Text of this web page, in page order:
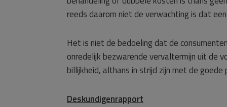
reeds daarom niet de verwachting is dat
Het is niet de bedoeling dat de
onredelijk bezwarende vervaltermijn uit de
billijkheid, althans in strijd zijn met de
Deskundigenrapport